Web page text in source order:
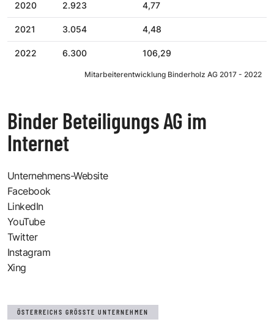
2020 2.923 4,77
2021 3.054 4,48
2022 6.300 106,29
Mitarbeiterentwicklung Binderholz AG 2017 - 2022
Binder Beteiligungs AG im
Internet
Unternehmens-Website
Facebook
LinkedIn
YouTube
Twitter
Instagram
Xing
ÖSTERREICHS GRÖSSTE UNTERNEHMEN